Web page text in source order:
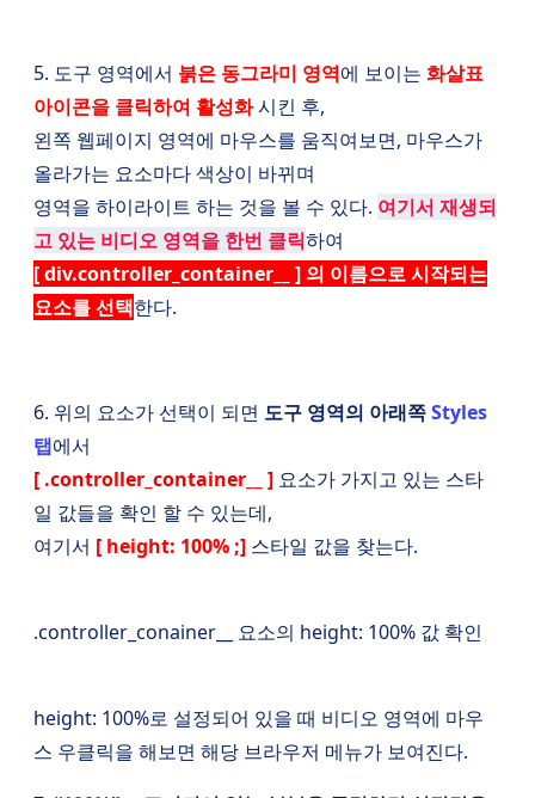
5. 도구 영역에서 붉은 동그라미 영역에 보이는 화살표
아이콘을 클릭하여 활성화시킨 후,
왼쪽 웹페이지 영역에 마우스를 움직여보면, 마우스가
올라가는 요소마다 색상이 바뀌며
영역을 하이라이트 하는 것을 볼 수 있다. 여기서 재생되
고 있는 비디오 영역을 한번 클릭하여
[ div.controller_container__ ] 의 이름으로 시작되는
요소를 선택한다.
6. 위의 요소가 선택이 되면 도구 영역의 아래쪽Styles
탭에서
[ .controller_container__ ] 요소가 가지고 있는 스타
일 값들을 확인 할 수 있는데,
여기서 [ height: 100% ;] 스타일 값을 찾는다.
.controller_conainer__ 요소의 height: 100% 값 확인
height: 100%로 설정되어 있을 때 비디오 영역에 마우
스 우클릭을 해보면 해당 브라우저 메뉴가 보여진다.